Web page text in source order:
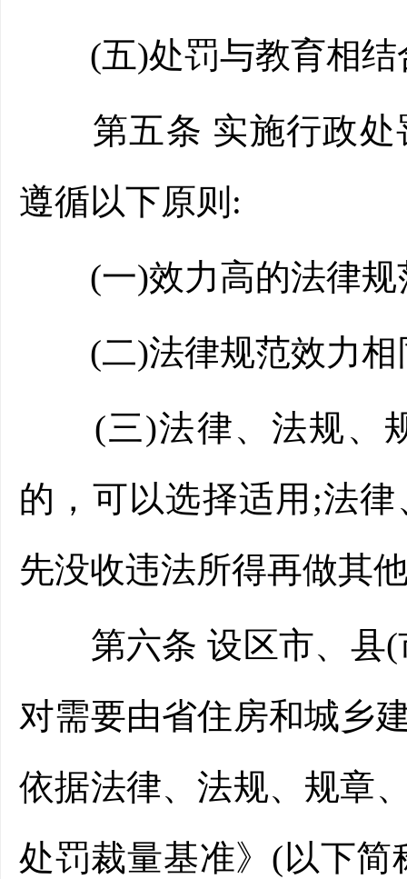
(五)处罚与教育相结
第五条 实施行政处
遵循以下原则:
(一)效力高的法律规
(二)法律规范效力相
(三)法律、法规、规
的，可以选择适用;法
先没收违法所得再做其
第六条 设区市、县(
对需要由省住房和城乡
依据法律、法规、规章
处罚裁量基准》(以下